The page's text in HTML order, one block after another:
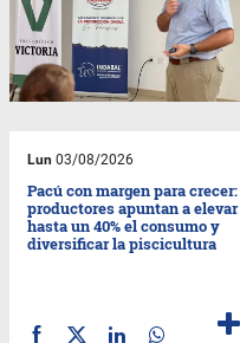
Lun 03/08/2026
Pacú con margen para crecer:
productores apuntan a elevar
hasta un 40% el consumo y
diversificar la piscicultura